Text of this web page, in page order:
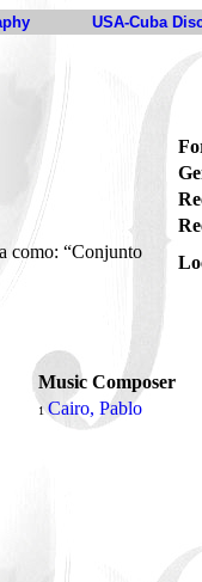
USA-Cuba
como: “Conjunto
Music Composer
1Cairo, Pablo